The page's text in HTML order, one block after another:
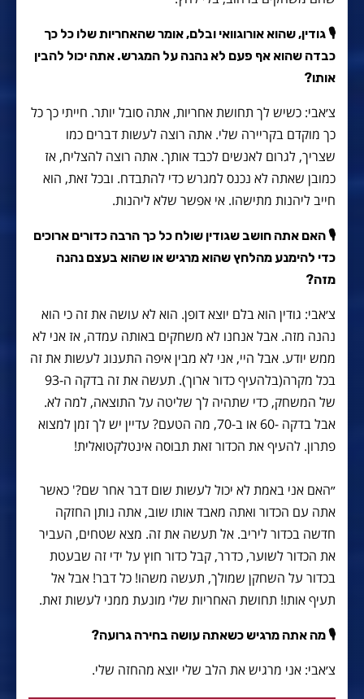
🎙 גודין, שהוא אורוגוואי ובלם, אומר שהאחריות שלו כל כך
כבדה שהוא אף פעם לא נהנה על המגרש. אתה יכול להבין
אותו?
צ׳אבי: כשיש לך תחושת אחריות, אתה סובל יותר. חייתי כך כל
כך מוקדם בקריירה שלי. אתה רוצה לעשות דברים כמו
שצריך, לגרום לאנשים לכבד אותך. אתה רוצה להצליח, אז
כמובן שאתה לא נכנס למגרש כדי להתבדח. ובכל זאת, הוא
חייב ליהנות מתישהו. אי אפשר שלא ליהנות.
🎙 האם אתה חושב שגודין שולח כל כך הרבה כדורים ארוכים
כדי להימנע מהלחץ שהוא מרגיש או שהוא בעצם נהנה
מזה?
צ׳אבי: גודין הוא בלם יוצא דופן. הוא לא עושה את זה כי הוא
נהנה מזה. אבל אנחנו לא משחקים באותה עמדה, אז אני לא
ממש יודע. אבל היי, אני לא מבין איפה התענוג לעשות את זה
בכל מקרה(בלהעיף כדור ארוך). תעשה את זה בדקה ה-93
של המשחק, כדי שתהיה לך שליטה על התוצאה, למה לא.
אבל בדקה -60 או ב-70, מה הטעם? עדיין יש לך זמן למצוא
פתרון. להעיף את הכדור זאת תבוסה אינטלקטואלית!
״האם אני באמת לא יכול לעשות שום דבר אחר שם?' כאשר
אתה עם הכדור ואתה מאבד אותו שוב, אתה נותן החזקה
חדשה בכדור ליריב. אל תעשה את זה. מצא שטחים, העביר
את הכדור לשוער, כדרר, קבל כדור חוץ על ידי זה שבעטת
בכדור על השחקן שמולך, תעשה משהו! כל דבר! אבל אל
תעיף אותו! תחושת האחריות שלי מונעת ממני לעשות זאת.
🎙 מה אתה מרגיש כשאתה עושה בחירה גרועה?
צ׳אבי: אני מרגיש את הלב שלי יוצא מהחזה שלי.